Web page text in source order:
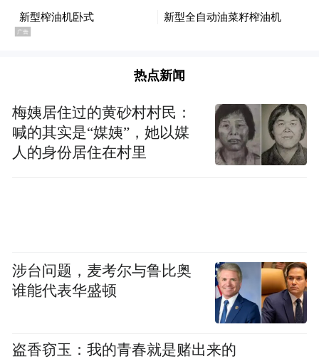
by the user of Dafeng Hao, which is a social media
platform and merely provides information storage
热点新闻
梅姨居住过的黄砂村村民：
喊的其实是“媒姨”，她以媒
人的身份居住在村里
涉台问题，麦考尔与鲁比奥
谁能代表华盛顿
盗香窃玉：我的青春就是赌出来的